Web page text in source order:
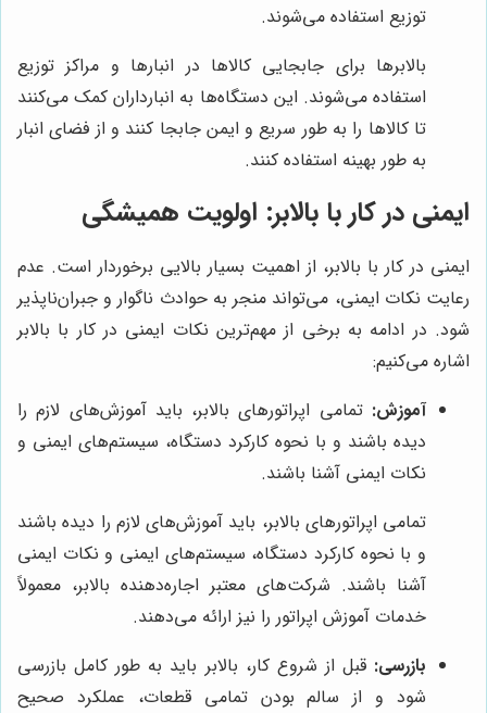
توزیع استفاده می‌شوند.
بالابرها برای جابجایی کالاها در انبارها و مراکز توزیع
استفاده می‌شوند. این دستگاه‌ها به انبارداران کمک می‌کنند
تا کالاها را به طور سریع و ایمن جابجا کنند و از فضای انبار
به طور بهینه استفاده کنند.
ایمنی در کار با بالابر: اولویت همیشگی
ایمنی در کار با بالابر، از اهمیت بسیار بالایی برخوردار است. عدم
رعایت نکات ایمنی، می‌تواند منجر به حوادث ناگوار و جبران‌ناپذیر
شود. در ادامه به برخی از مهم‌ترین نکات ایمنی در کار با بالابر
اشاره می‌کنیم:
آموزش: تمامی اپراتورهای بالابر، باید آموزش‌های لازم را
دیده باشند و با نحوه کارکرد دستگاه، سیستم‌های ایمنی و
نکات ایمنی آشنا باشند.
تمامی اپراتورهای بالابر، باید آموزش‌های لازم را دیده باشند
و با نحوه کارکرد دستگاه، سیستم‌های ایمنی و نکات ایمنی
آشنا باشند. شرکت‌های معتبر اجاره‌دهنده بالابر، معمولاً
خدمات آموزش اپراتور را نیز ارائه می‌دهند.
بازرسی: قبل از شروع کار، بالابر باید به طور کامل بازرسی
شود و از سالم بودن تمامی قطعات، عملکرد صحیح